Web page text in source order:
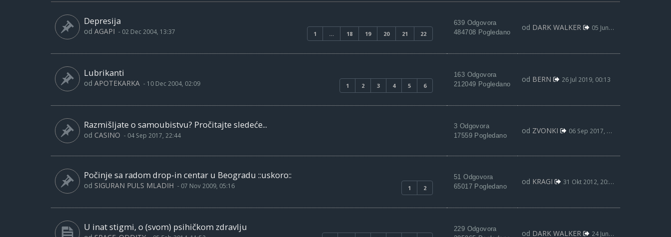
Depresija
1 … 18 19 20 21 22
od AGAPI - 02 Dec 2004, 13:37
639 Odgovora
484708 Pogledano
od DARK WALKER 05 Jun 2021, 16:57
Lubrikanti
1 2 3 4 5 6
od APOTEKARKA - 10 Dec 2004, 02:09
163 Odgovora
212049 Pogledano
od BERN 26 Jul 2019, 00:13
Razmišljate o samoubistvu? Pročitajte sledeće...
od CASINO - 04 Sep 2017, 22:44
3 Odgovora
17559 Pogledano
od ZVONKI 06 Sep 2017, 08:31
Počinje sa radom drop-in centar u Beogradu ::uskoro::
1 2
od SIGURAN PULS MLADIH - 07 Nov 2009, 05:16
51 Odgovora
65017 Pogledano
od KRAGI 31 Okt 2012, 20:20
U inat stigmi, o (svom) psihičkom zdravlju
229 Odgovora
od DARK WALKER 24 Jun 2021, 06:50